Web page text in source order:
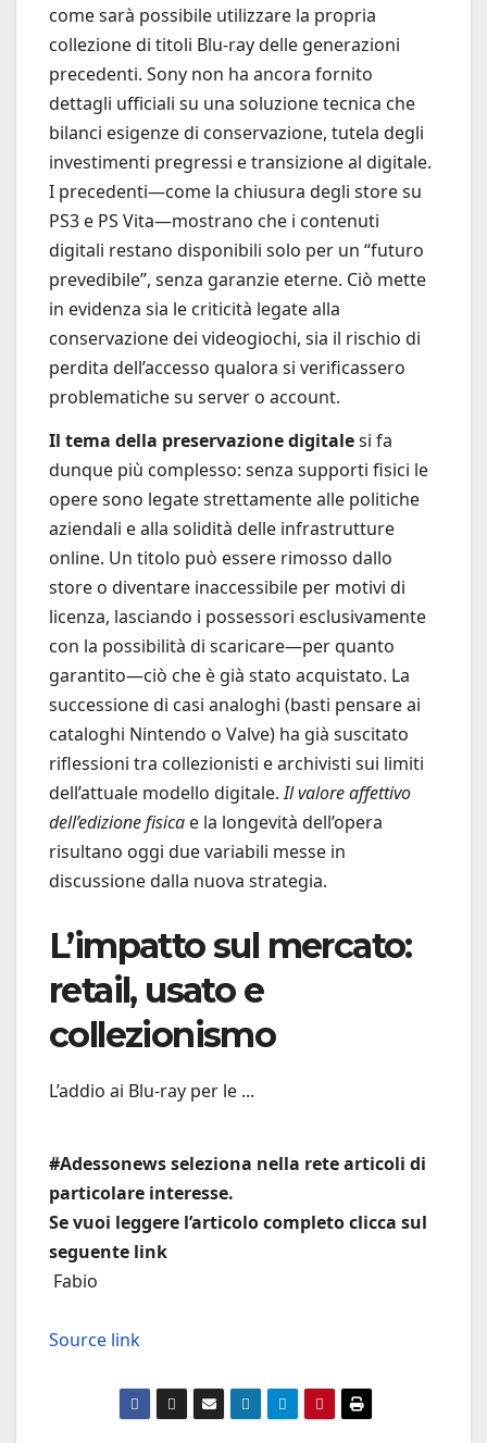
come sarà possibile utilizzare la propria
collezione di titoli Blu-ray delle generazioni
precedenti. Sony non ha ancora fornito
dettagli ufficiali su una soluzione tecnica che
bilanci esigenze di conservazione, tutela degli
investimenti pregressi e transizione al digitale.
I precedenti—come la chiusura degli store su
PS3 e PS Vita—mostrano che i contenuti
digitali restano disponibili solo per un “futuro
prevedibile”, senza garanzie eterne. Ciò mette
in evidenza sia le criticità legate alla
conservazione dei videogiochi, sia il rischio di
perdita dell’accesso qualora si verificassero
problematiche su server o account.
Il tema della preservazione digitalesi fa
dunque più complesso: senza supporti fisici le
opere sono legate strettamente alle politiche
aziendali e alla solidità delle infrastrutture
online. Un titolo può essere rimosso dallo
store o diventare inaccessibile per motivi di
licenza, lasciando i possessori esclusivamente
con la possibilità di scaricare—per quanto
garantito—ciò che è già stato acquistato. La
successione di casi analoghi (basti pensare ai
cataloghi Nintendo o Valve) ha già suscitato
riflessioni tra collezionisti e archivisti sui limiti
dell’attuale modello digitale.Il valore affettivo
dell’edizione fisica e la longevità dell’opera
risultano oggi due variabili messe in
discussione dalla nuova strategia.
L’impatto sul mercato:
retail, usato e
collezionismo
L’addio ai Blu-ray per le ...
#Adessonews seleziona nella rete articoli di
particolare interesse.
Se vuoi leggere l’articolo completo clicca sul
seguente link
Fabio
Source link